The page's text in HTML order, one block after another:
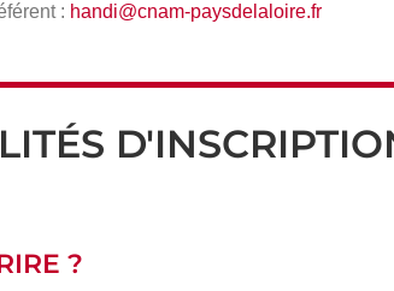
: handi@cnam-paysdelaloire.fr
?